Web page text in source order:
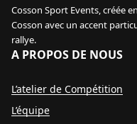
Cosson Sport Events, créée
Cosson avec un accent
rallye.
A PROPOS DE NOUS
L’atelier de Compétition
L’équipe